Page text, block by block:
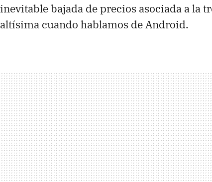
inevitable bajada de precios asociada a la
altísima cuando hablamos de Android.